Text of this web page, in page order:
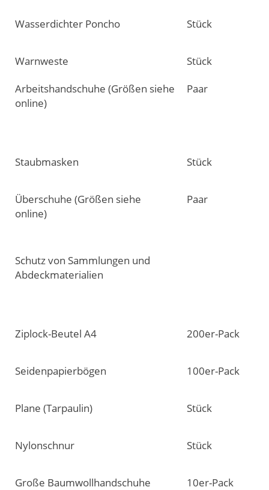
Wasserdichter Poncho Stück
Warnweste
Stück
Arbeitshandschuhe (Größen siehe
online)
Paar
Staubmasken Stück
Überschuhe (Größen siehe
online)
Paar
Schutz von Sammlungen und
Abdeckmaterialien
Ziplock-Beutel A4 200er-Pack
Seidenpapierbögen 100er-Pack
Plane (Tarpaulin) Stück
Nylonschnur Stück
Große Baumwollhandschuhe 10er-Pack